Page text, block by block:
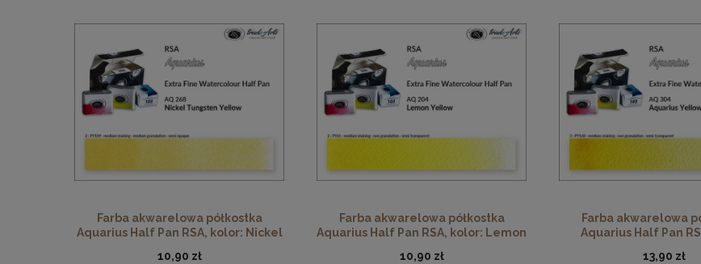
Farba akwarelowa półkostka
Aquarius Half Pan RSA, kolor: Nickel
10,90 zł
Farba akwarelowa półkostka
Aquarius Half Pan RSA, kolor: Lemon
10,90 zł
Farba akwarelowa
Aquarius Half Pan
13,90 zł